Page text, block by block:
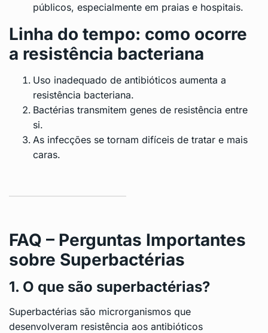
públicos, especialmente em praias e hospitais.
Linha do tempo: como ocorre
a resistência bacteriana
Uso inadequado de antibióticos aumenta a
resistência bacteriana.
Bactérias transmitem genes de resistência entre
si.
As infecções se tornam difíceis de tratar e mais
caras.
FAQ – Perguntas Importantes
sobre Superbactérias
1. O que são superbactérias?
Superbactérias são microrganismos que
desenvolveram resistência aos antibióticos